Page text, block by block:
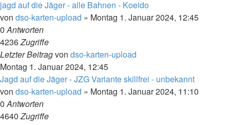
jagd auf die Jäger - alle Bahnen - Koeido
von dso-karten-upload » Montag 1. Januar 2024, 12:45
0Antworten
4236Zugriffe
Letzter Beitragvon dso-karten-upload
Montag 1. Januar 2024, 12:45
Jagd auf die Jäger - JZG Variante skillfrei - unbekannt
von dso-karten-upload » Montag 1. Januar 2024, 11:10
0Antworten
4640Zugriffe